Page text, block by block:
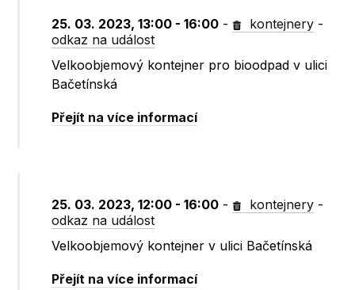
25. 03. 2023, 13:00 - 16:00 - kontejnery -
odkaz na událost
Velkoobjemový kontejner pro bioodpad v ulici
Bačetínská
Přejít na více informací
25. 03. 2023, 12:00 - 16:00 - kontejnery -
odkaz na událost
Velkoobjemový kontejner v ulici Bačetínská
Přejít na více informací